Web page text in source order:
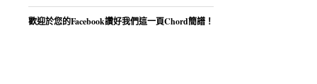
歡迎於您的Facebook讚好我們這一頁Chord簡譜！